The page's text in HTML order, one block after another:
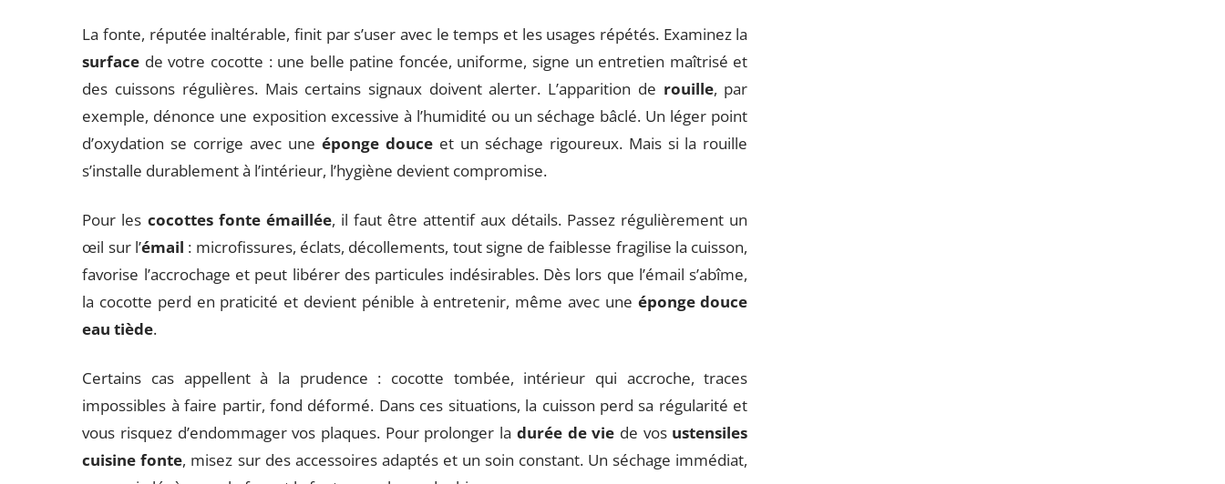
La fonte, réputée inaltérable, finit par s’user avec le temps et les usages répétés. Examinez la
surface de votre cocotte : une belle patine foncée, uniforme, signe un entretien maîtrisé et
des cuissons régulières. Mais certains signaux doivent alerter. L’apparition de rouille, par
exemple, dénonce une exposition excessive à l’humidité ou un séchage bâclé. Un léger point
d’oxydation se corrige avec une éponge douceet un séchage rigoureux. Mais si la rouille
s’installe durablement à l’intérieur, l’hygiène devient compromise.
Pour les cocottes fonte émaillée, il faut être attentif aux détails. Passez régulièrement un
œil sur l’émail : microfissures, éclats, décollements, tout signe de faiblesse fragilise la cuisson,
favorise l’accrochage et peut libérer des particules indésirables. Dès lors que l’émail s’abîme,
la cocotte perd en praticité et devient pénible à entretenir, même avec une éponge douce
eau tiède.
Certains cas appellent à la prudence : cocotte tombée, intérieur qui accroche, traces
impossibles à faire partir, fond déformé. Dans ces situations, la cuisson perd sa régularité et
vous risquez d’endommager vos plaques. Pour prolonger la durée de vie de vos ustensiles
cuisine fonte, misez sur des accessoires adaptés et un soin constant. Un séchage immédiat,